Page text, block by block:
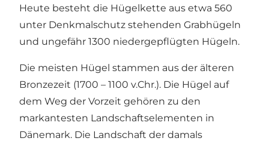
Heute besteht die Hügelkette aus etwa 560
unter Denkmalschutz stehenden Grabhügeln
und ungefähr 1300 niedergepflügten Hügeln.
Die meisten Hügel stammen aus der älteren
Bronzezeit (1700 – 1100 v.Chr.). Die Hügel auf
dem Weg der Vorzeit gehören zu den
markantesten Landschaftselementen in
Dänemark. Die Landschaft der damals